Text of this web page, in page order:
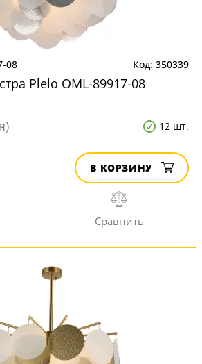
08 350339
Plelo OML-89917-08
12 шт.
В КОРЗИНУ